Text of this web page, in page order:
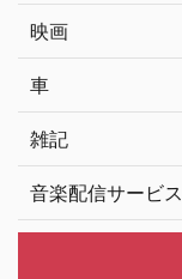
映画
車
雑記
音楽配信サービス